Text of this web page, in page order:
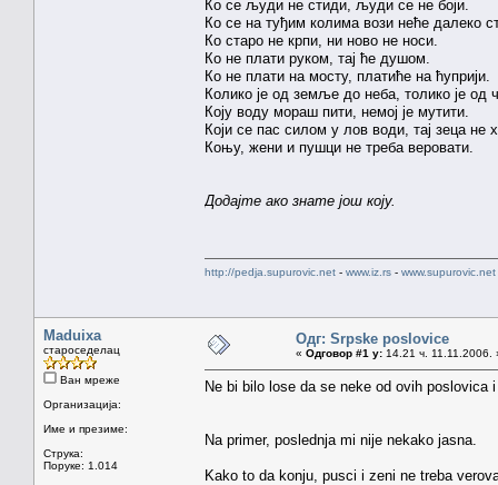
Ко се људи не стиди, људи се не боји.
Ко се на туђим колима вози неће далеко
Ко старо не крпи, ни ново не носи.
Ко не плати руком, тај ће душом.
Ко не плати на мосту, платиће на ћуприји.
Колико је од земље до неба, толико је од
Коју воду мораш пити, немој је мутити.
Који се пас силом у лов води, тај зеца не
Коњу, жени и пушци не треба веровати.
Додајте ако знате још коју.
http://pedja.supurovic.net - www.iz.rs - www.supurovic.net
Maduixa
староседелац
Ван мреже
Организација:
Име и презиме:
Струка:
Поруке: 1.014
Одг: Srpske poslovice
« Одговор #1 у: 14.21 ч. 11.11.2006.
Ne bi bilo lose da se neke od ovih poslovica
Na primer, poslednja mi nije nekako jasna.
Kako to da konju, pusci i zeni ne treba